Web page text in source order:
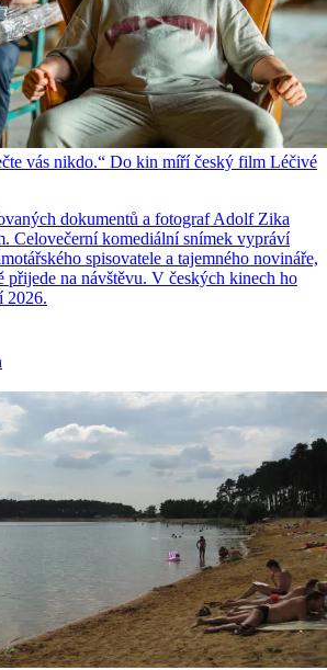
vás nikdo.“ Do kin míří český film Léčivé
dokumentů a fotograf Adolf Zika
Celovečerní komediální snímek vypráví
spisovatele a tajemného novináře,
přijede na návštěvu. V českých kinech ho
2026.